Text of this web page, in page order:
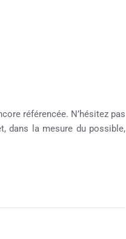
référencée. N’hésitez pas
dans la mesure du possible,